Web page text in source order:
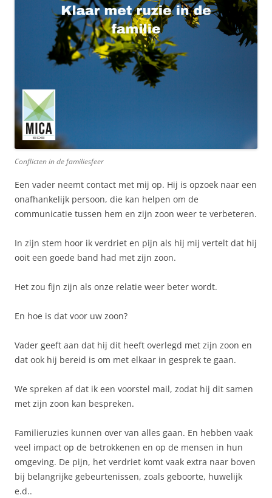
Conflicten in de familiesfeer
Een vader neemt contact met mij op. Hij is opzoek naar een
onafhankelijk persoon, die kan helpen om de
communicatie tussen hem en zijn zoon weer te verbeteren.
In zijn stem hoor ik verdriet en pijn als hij mij vertelt dat hij
ooit een goede band had met zijn zoon.
Het zou fijn zijn als onze relatie weer beter wordt.
En hoe is dat voor uw zoon?
Vader geeft aan dat hij dit heeft overlegd met zijn zoon en
dat ook hij bereid is om met elkaar in gesprek te gaan.
We spreken af dat ik een voorstel mail, zodat hij dit samen
met zijn zoon kan bespreken.
Familieruzies kunnen over van alles gaan. En hebben vaak
veel impact op de betrokkenen en op de mensen in hun
omgeving. De pijn, het verdriet komt vaak extra naar boven
bij belangrijke gebeurtenissen, zoals geboorte, huwelijk
e.d..